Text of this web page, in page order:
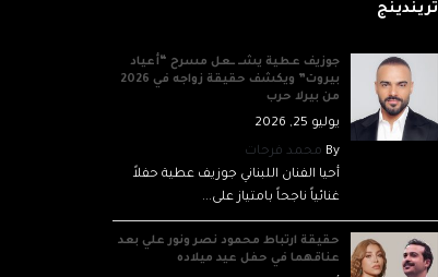
تريندينج
جوزيف عطية يشــ ــعل مسرح “أعياد
بيروت” ويكشف حقيقة زواجه في 2026
من بيرلا حرب
يوليو 25, 2026
By محمد فرحات
أحيا الفنان اللبناني جوزيف عطية حفلاً
غنائياً ناجحاً بامتياز على...
حقيقة ارتباط محمود نصر ونور علي بعد
عناقهما في حفل عيد ميلاده